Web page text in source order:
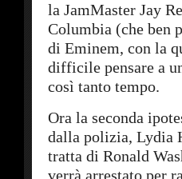
la JamMaster Jay
Columbia (che ben
di Eminem, con la
difficile pensare a
così tanto tempo.
Ora la seconda
dalla polizia, Lydia
tratta di Ronald
verrà arrestato per